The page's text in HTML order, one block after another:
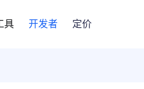
具 开发者 定价